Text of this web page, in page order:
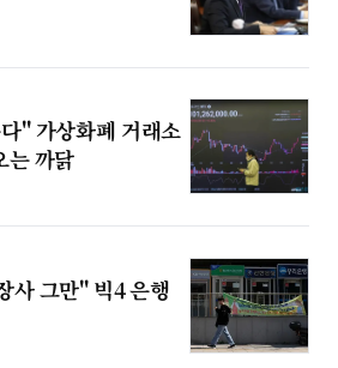
" 가상화폐 거래소
는 까닭
사 그만" 빅4 은행